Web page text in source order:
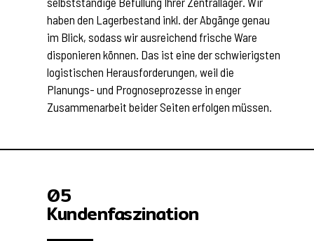
haben den Lagerbestand inkl. der Abgänge genau
im Blick, sodass wir ausreichend frische Ware
disponieren können. Das ist eine der schwierigsten
logistischen Herausforderungen, weil die
Planungs- und Prognoseprozesse in enger
Zusammenarbeit beider Seiten erfolgen müssen.
05
Kundenfaszination